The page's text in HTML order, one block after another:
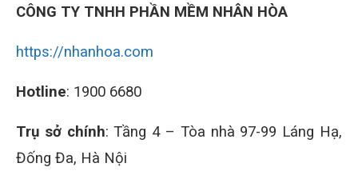
CÔNG TY TNHH PHẦN MỀM NHÂN HÒA
https://nhanhoa.com
Hotline: 1900 6680
Trụ sở chính: Tầng 4 – Tòa nhà 97-99 Láng Hạ,
Đống Đa, Hà Nội